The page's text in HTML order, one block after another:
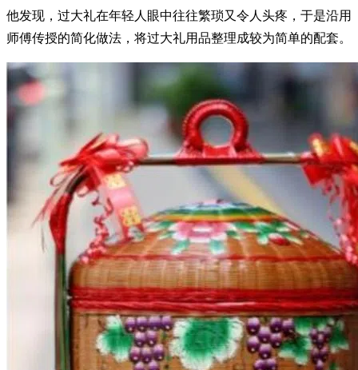
他发现，过大礼在年轻人眼中往往繁琐又令人头疼，于是沿用
师傅传授的简化做法，将过大礼用品整理成较为简单的配套。